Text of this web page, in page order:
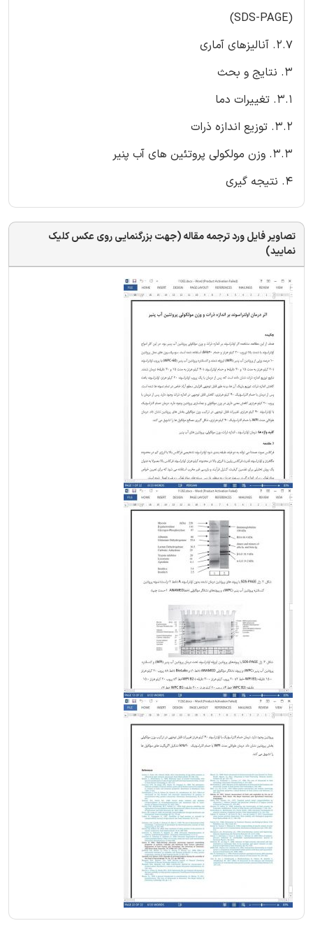
(SDS-PAGE)
2.7. آنالیزهای آماری
3. نتایج و بحث
3.1. تغییرات دما
3.2. توزیع اندازه ذرات
3.3. وزن مولکولی پروتئین های آب پنیر
4. نتیجه گیری
تصاویر فایل ورد ترجمه مقاله (جهت بزرگنمایی روی عکس کلیک
نمایید)